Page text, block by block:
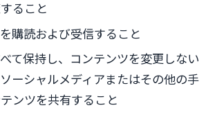
ること
購読および受信すること
て保持し、コンテンツを変更しない
ーシャルメディアまたはその他の手
ンツを共有すること